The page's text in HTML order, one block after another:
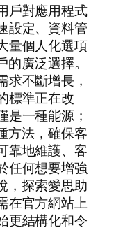
戶對應用程式
設定、資料管
量個人化選項
廣泛選擇。
求不斷增長，
標準正在改
是一種能源；
方法，確保客
靠地維護、客
任何想要增強
，探索愛思助
在官方網站上
更結構化和令